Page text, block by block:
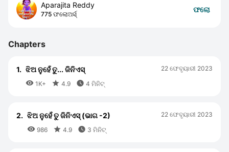
Aparajita Reddy
775 ଫଲୋଅର୍ସ୍
ଫଲୋ
Chapters
1. ଝିଅ ନୁହେଁ ତୁ... ଜିନିଏସ୍
 1K+  4.9  4 ମିନିଟ୍
22 ଫେବୃୟାରୀ 2023
2. ଝିଅ ନୁହେଁ ତୁ ଜିନିଏସ୍ (ଭାଗ -2)
 986  4.9  3 ମିନିଟ୍
22 ଫେବୃୟାରୀ 2023